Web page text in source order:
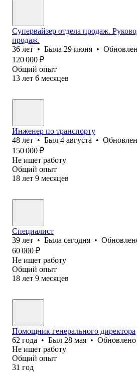
Супервайзер отдела продаж.
продаж.
36 лет • Была 29 июня •
120 000 ₽
Общий опыт
13 лет 6 месяцев
Инженер по транспорту
48 лет • Был 4 августа •
150 000 ₽
Не ищет работу
Общий опыт
18 лет 9 месяцев
Специалист
39 лет • Была сегодня •
60 000 ₽
Не ищет работу
Общий опыт
18 лет 9 месяцев
Помощник генерального директора
62 года • Был 28 мая • Обновлено
Не ищет работу
Общий опыт
31 год